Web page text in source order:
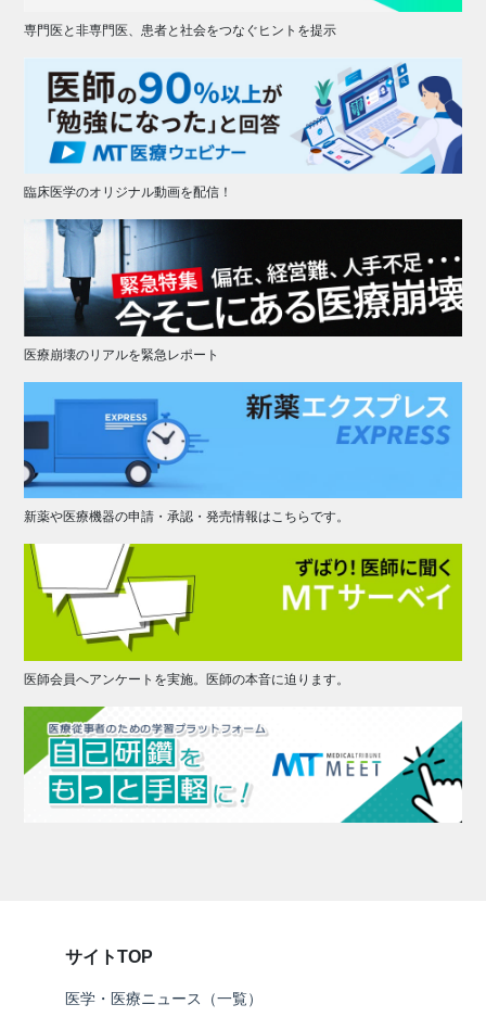
専門医と非専門医、患者と社会をつなぐヒントを提示
臨床医学のオリジナル動画を配信！
医療崩壊のリアルを緊急レポート
新薬や医療機器の申請・承認・発売情報はこちらです。
医師会員へアンケートを実施。医師の本音に迫ります。
サイトTOP
医学・医療ニュース（一覧）